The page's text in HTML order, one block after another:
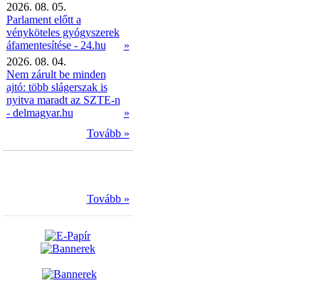
2026. 08. 05.
Parlament előtt a
vényköteles gyógyszerek
áfamentesítése - 24.hu
»
2026. 08. 04.
Nem zárult be minden
ajtó: több slágerszak is
nyitva maradt az SZTE-n
- delmagyar.hu
»
Tovább »
Tovább »